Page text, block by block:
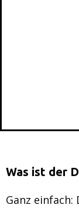
Was ist der
Ganz